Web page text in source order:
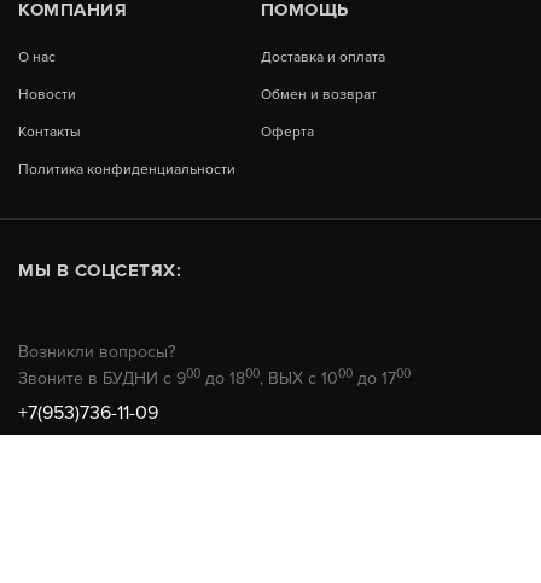
КОМПАНИЯ
О нас
Новости
Контакты
Политика конфиденциальности
ПОМОЩЬ
Доставка и оплата
Обмен и возврат
Оферта
МЫ В СОЦСЕТЯХ:
Возникли вопросы?
Звоните в БУДНИ с 900 до 1800, ВЫХ с 1000 до 1700
+7(953)736-11-09